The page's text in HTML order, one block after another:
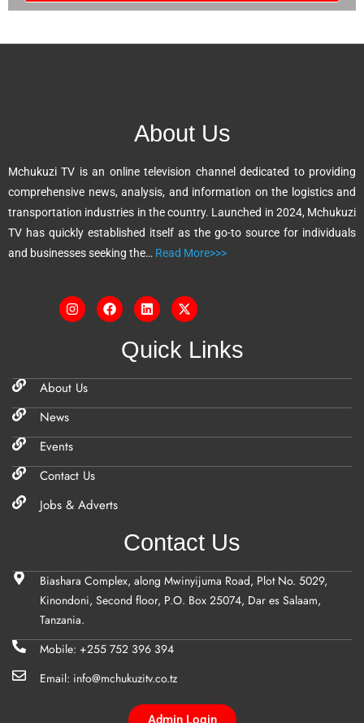
A
i
v
e
:
About Us
Mchukuzi TV is an online television channel dedicated to providing
comprehensive news, analysis, and information on the logistics and
transportation industries in the country. Launched in 2024, Mchukuzi
TV has quickly established itself as the go-to source for individuals
and businesses seeking the… Read More>>>
Quick Links
About Us
News
Events
Contact Us
Jobs & Adverts
Contact Us
Biashara Complex, along Mwinyijuma Road, Plot No. 5029,
Kinondoni, Second floor, P.O. Box 25074, Dar es Salaam,
Tanzania.
Mobile: +255 752 396 394
Email: info@mchukuzitv.co.tz
Admin Login